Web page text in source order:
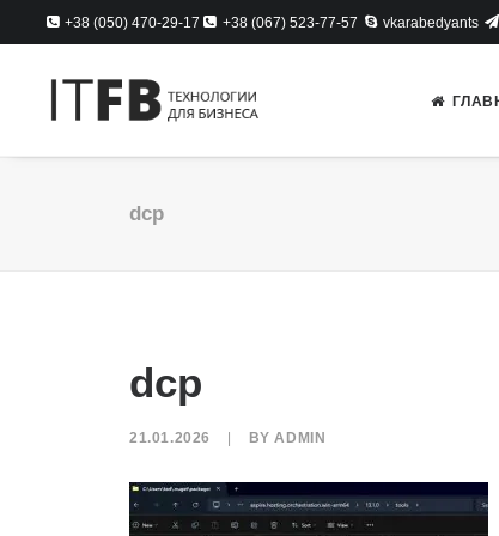
+38 (050) 470-29-17 +38 (067) 523-77-57 vkarabedyants
dcp
dcp
21.01.2026 BYADMIN